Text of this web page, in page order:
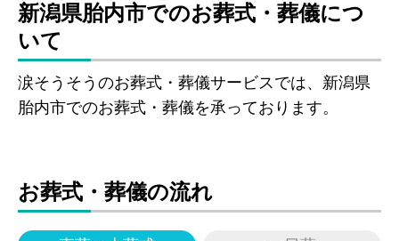
新潟県胎内市でのお葬式・葬儀につ
いて
涙そうそうのお葬式・葬儀サービスでは、新潟県
胎内市でのお葬式・葬儀を承っております。
お葬式・葬儀の流れ